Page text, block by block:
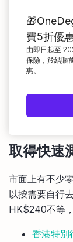
費5折優
由即日起至
保險，於結賬
惠。
取得快速
市面上有不少
以按需要自行
HK$240不等
香港特別